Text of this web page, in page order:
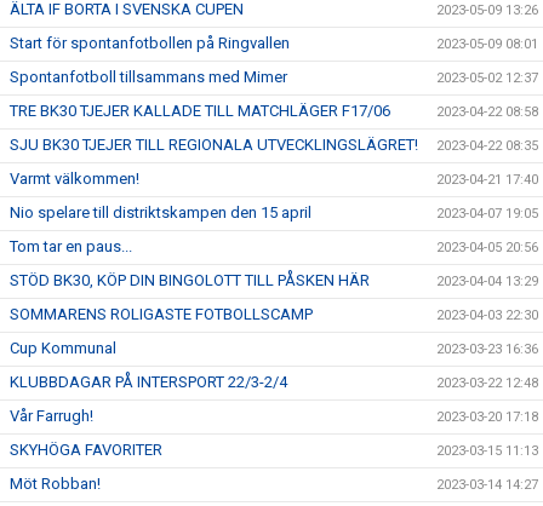
ÄLTA IF BORTA I SVENSKA CUPEN 2023-05-09 13:26
Start för spontanfotbollen på Ringvallen 2023-05-09 08:01
Spontanfotboll tillsammans med Mimer 2023-05-02 12:37
TRE BK30 TJEJER KALLADE TILL MATCHLÄGER F17/06 2023-04-22 08:58
SJU BK30 TJEJER TILL REGIONALA UTVECKLINGSLÄGRET! 2023-04-22 08:35
Varmt välkommen! 2023-04-21 17:40
Nio spelare till distriktskampen den 15 april 2023-04-07 19:05
Tom tar en paus... 2023-04-05 20:56
STÖD BK30, KÖP DIN BINGOLOTT TILL PÅSKEN HÄR 2023-04-04 13:29
SOMMARENS ROLIGASTE FOTBOLLSCAMP 2023-04-03 22:30
Cup Kommunal 2023-03-23 16:36
KLUBBDAGAR PÅ INTERSPORT 22/3-2/4 2023-03-22 12:48
Vår Farrugh! 2023-03-20 17:18
SKYHÖGA FAVORITER 2023-03-15 11:13
Möt Robban! 2023-03-14 14:27